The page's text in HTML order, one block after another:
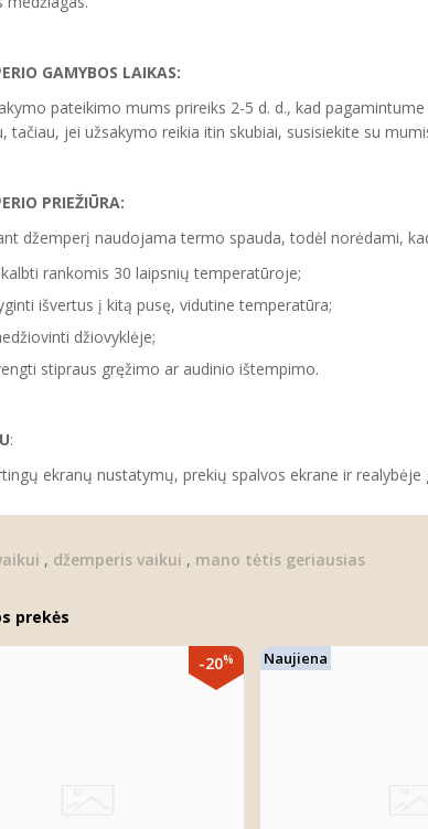
GAMYBOS LAIKAS:
pateikimo mums prireiks 2-5 d. d., kad
tačiau, jei užsakymo reikia itin skubiai, susisiekite su
PRIEŽIŪRA:
džemperį naudojama termo spauda, todėl norėdami,
rankomis 30 laipsnių temperatūroje;
išvertus į kitą pusę, vidutine temperatūra;
džiovyklėje;
stipraus gręžimo ar audinio ištempimo.
:
ekranų nustatymų, prekių spalvos ekrane ir realybėje
, džemperis vaikui , mano tėtis geriausias
prekės
-20% Naujiena